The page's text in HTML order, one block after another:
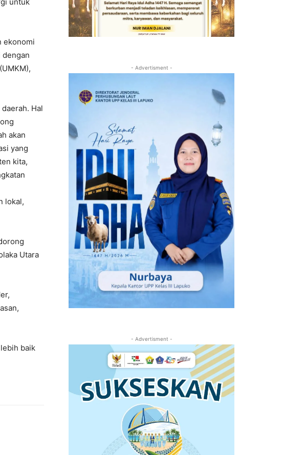
ekonomi
dengan
Hal
akan
yang
kita,
lokal,
Utara
baik
- Advertisment -
- Advertisment -